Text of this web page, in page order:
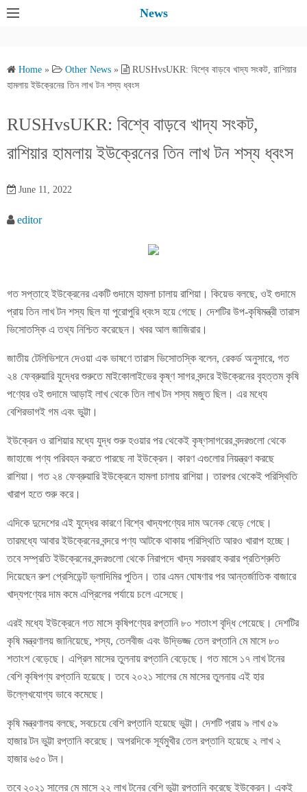
News
Home » Other News »
RUSHvsUKR: বিশ্বে বাড়বে খাদ্য সংকট, রাশিয়ার
হামলায় ইউক্রেনের তিন লাখ টন শস্য ধ্বংস
RUSHvsUKR: বিশ্বে বাড়বে খাদ্য সংকট,
রাশিয়ার হামলায় ইউক্রেনের তিন লাখ টন শস্য ধ্বংস
June 11, 2022
editor
গত সপ্তাহে ইউক্রেনের একটি গুদামে হামলা চালায় রাশিয়া। কিয়েভ বলছে, ওই গুদামে
প্রায় তিন লাখ টন শস্য ছিল যা পুরোপুরি ধ্বংস হয়ে গেছে। দেশটির উপ-কৃষিমন্ত্রী তারাস
ভিসোতস্কি এ তথ্য নিশ্চিত করেছেন। খবর আল জাজিরার।
জাতীয় টেলিভিশনে দেওয়া এক ভাষণে তারাস ভিসোতস্কি বলেন, রেকর্ড অনুসারে, গত
২৪ ফেব্রুয়ারি যুদ্ধের শুরুতে মাইকোলাইভের কৃষ্ণ সাগর বন্দরে ইউক্রেনের বৃহত্তম কৃষি
পণ্যের ওই গুদামে আড়াই লাখ থেকে তিন লাখ টন শস্য মজুত ছিল। এর মধ্যে
বেশিরভাগই গম এবং ভুট্টা।
ইউক্রেন ও রাশিয়ার মধ্যে যুদ্ধ শুরু হওয়ার পর থেকেই কৃষ্ণসাগরের বন্দরগুলো থেকে
জাহাজে পণ্য পরিবহন করতে পারছে না ইউক্রেন। কারণ এগুলোর নিয়ন্ত্রণ করছে
রাশিয়া। গত ২৪ ফেব্রুয়ারি ইউক্রেনে হামলা চালায় রাশিয়া। তারপর থেকেই পরিস্থিতি
খারাপ হতে শুরু করে।
এদিকে দুদেশের এই যুদ্ধের কারণে বিশ্বে খাদ্যপণ্যের দাম অনেক বেড়ে গেছে।
তারমধ্যে আবার ইউক্রেনের বন্দরে পণ্য আটকে থাকায় পরিস্থিতি আরও খারাপ হচ্ছে।
তবে সম্প্রতি ইউক্রেনের বন্দরগুলো থেকে নিরাপদে খাদ্য সরবরাহ করার প্রতিশ্রুতি
দিয়েছেন রুশ প্রেসিডেন্ট ভ্লাদিমির পুতিন। তার এমন ঘোষণার পর আন্তর্জাতিক বাজারে
খাদ্যপণ্যের দাম কমে এপ্রিলের পর্যায়ে চলে এসেছে।
এরই মধ্যে ইউক্রেনে গত মাসে কৃষিপণ্যের রপ্তানি ৮০ শতাংশ বৃদ্ধি পেয়েছে। দেশটির
কৃষি মন্ত্রণালয় জানিয়েছে, শস্য, তেলবীজ এবং উদ্ভিজ্জ তেল রপ্তানি মে মাসে ৮০
শতাংশ বেড়েছে। এপ্রিল মাসের তুলনায় রপ্তানি বেড়েছে। গত মাসে ১৭ লাখ টনের
বেশি কৃষিপণ্য রপ্তানি হয়েছে। তবে ২০২১ সালের মে মাসের তুলনায় এই হার
উল্লেখযোগ্য ভাবে কমেছে।
কৃষি মন্ত্রণালয় বলছে, সবচেয়ে বেশি রপ্তানি হয়েছে ভুট্টা। দেশটি প্রায় ৯ লাখ ৫৯
হাজার টন ভুট্টা রপ্তানি করেছে। অপরদিকে সূর্যমুখীর তেল রপ্তানি হয়েছে ২ লাখ ২
হাজার ৬৫০ টন।
তবে ২০২১ সালের মে মাসে ২২ লাখ টনের বেশি ভুট্টা রপ্তানি করেছে ইউক্রেন। একই